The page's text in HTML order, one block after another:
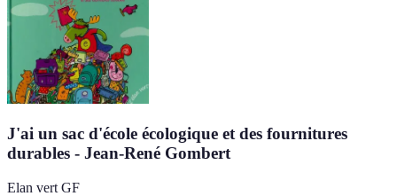
J'ai un sac d'école écologique et des fournitures
durables - Jean-René Gombert
Elan vert GF